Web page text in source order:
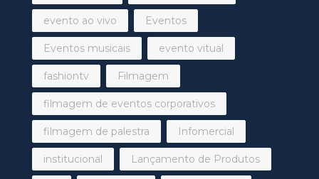
evento ao vivo Eventos
Eventos musicais evento vitual
fashiontv Filmagem
filmagem de eventos corporativos
filmagem de palestra Infomercial
institucional Lançamento de Produtos